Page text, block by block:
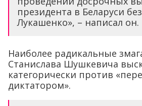
президента в Беларуси
Лукашенко», – написал он.
Наиболее радикальные
Станислава Шушкевича
категорически против
диктатором».